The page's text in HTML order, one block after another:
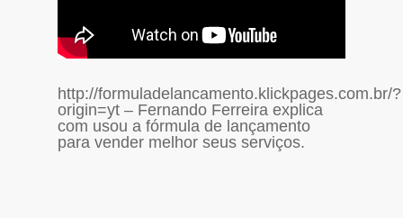
http://formuladelancamento.klickpages.com.br/?
origin=yt – Fernando Ferreira explica
com usou a fórmula de lançamento
para vender melhor seus serviços.